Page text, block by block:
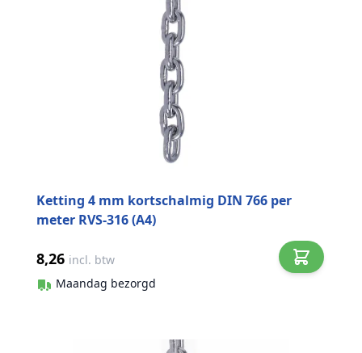
Ketting 4 mm kortschalmig DIN 766 per
meter RVS-316 (A4)
8,26 incl. btw
Maandag bezorgd